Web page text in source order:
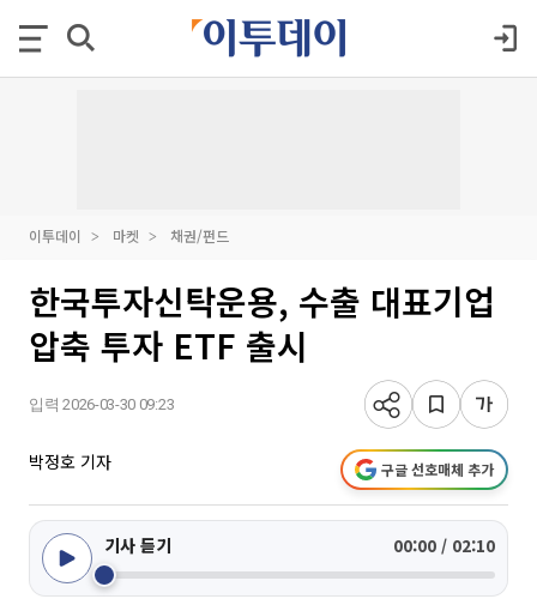
이투데이 마켓 채권/펀드
한국투자신탁운용, 수출 대표기업
압축 투자 ETF 출시
입력 2026-03-30 09:23
박정호 기자 구글 선호매체 추가
기사 듣기 00:00 / 02:10